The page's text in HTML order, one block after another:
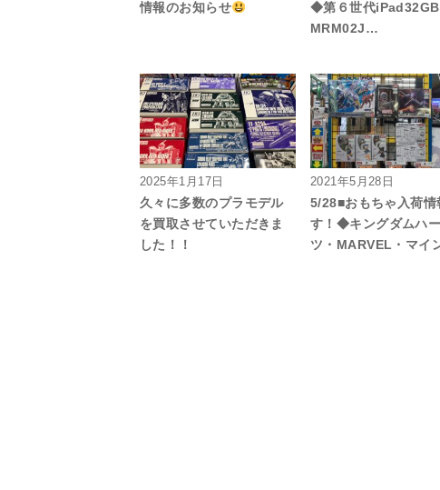
情報のお知らせ
◆第６世代iPad32GB
MRM02J…
2025年1月17日
久々に多数のプラモデル
を買取させていただきま
した！！
2021年5月28日
5/28■おもちゃ入荷情
す！◆キングダムハー
ツ・MARVEL・マイ